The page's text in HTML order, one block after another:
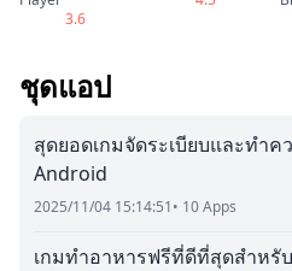
3.6
ชุดแอป
สุดยอดเกมจัดระเบียบและทำ
Android
2025/11/04 15:14:51• 10 Apps
เกมทำอาหารฟรีที่ดีที่สุดสำหรั